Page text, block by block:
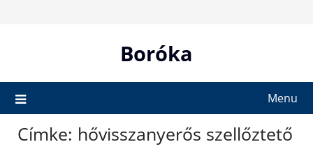
Boróka
Menu
Címke: hővisszanyerős szellőztető